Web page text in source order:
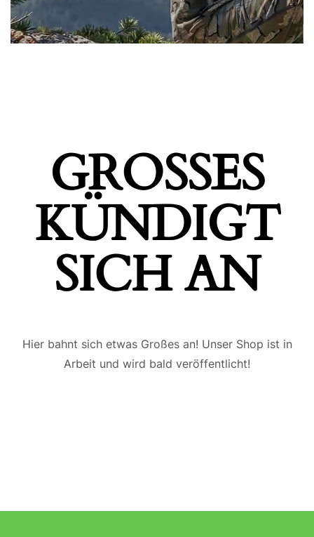
GROSSES K
ÜNDIGT S
ICH AN
Hier bahnt sich etwas Großes an! Unser Shop ist in
Arbeit und wird bald veröffentlicht!